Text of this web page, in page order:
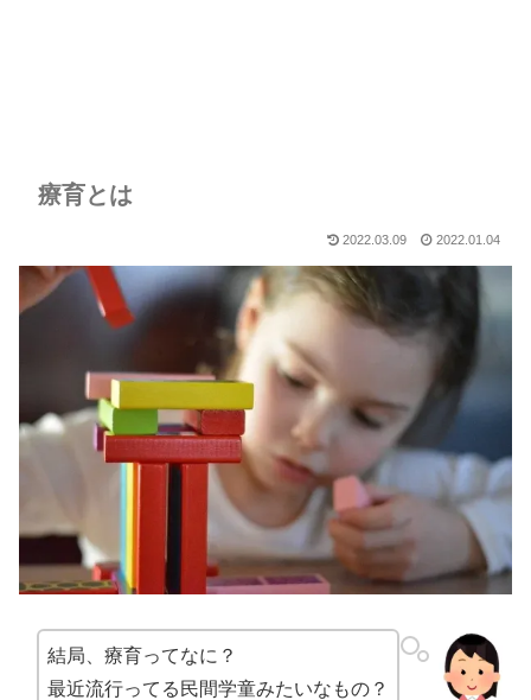
療育とは
2022.03.09 2022.01.04
結局、療育ってなに？
最近流行ってる民間学童みたいなもの？